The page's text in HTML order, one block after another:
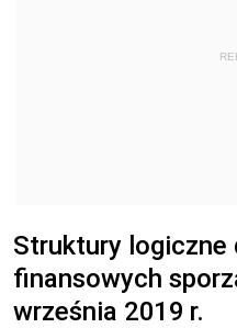
Struktury logiczne
finansowych
września 2019 r.